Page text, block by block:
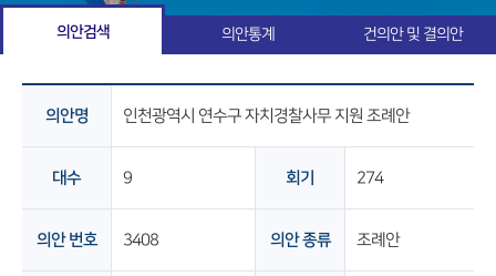
의안검색 의안통계 건의안 및 결의안
의안명 인천광역시 연수구 자치경찰사무 지원 조례안
대수 9 회기 274
의안 번호 3408 의안 종류 조례안